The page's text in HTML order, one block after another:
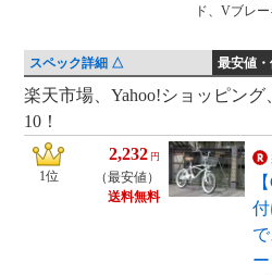
ド、Vブレ
スペック詳細 △ 最安値
最
安
値・
価
楽天市場、Yahoo!ショッピン
10！
1位
2,232 円
（最安値）
送料無料